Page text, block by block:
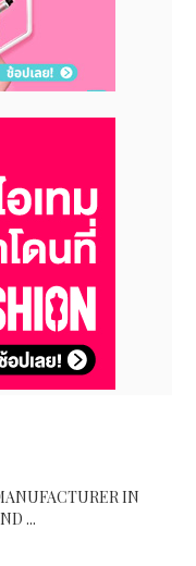
the need
saving
on EDC
convenience
e-Tax
ensuring
Customers
tax invoices via
mobile devices,
document
to retrieve past
the financial
digital era.
machines can
02-440-0122
support. IN
...